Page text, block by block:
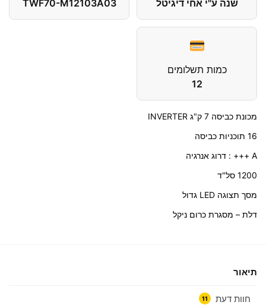
שנה ע"י אחי דיגיטל
TWF70-M12103A03
כמות תשלומים
12
מכונת כביסה 7 ק"ג INVERTER
16 תוכניות כביסה
A +++ : דרוג אנרגיה
1200 סל"ד
מסך תצוגה LED גדול
דלת – מסגרת כרום ניקל
תיאור
חוות דעת 11